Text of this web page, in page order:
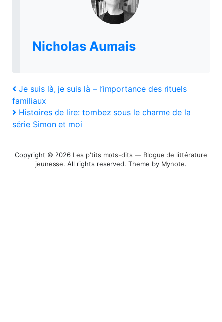
Nicholas Aumais
Navigation
de
l’article
Previous
Post
Je suis là, je suis là – l’importance des rituels
familiaux
Next
Post
Histoires de lire: tombez sous le charme de la
série Simon et moi
Copyright © 2026 Les p'tits mots-dits ― Blogue de littérature
jeunesse. All rights reserved. Theme by Mynote.